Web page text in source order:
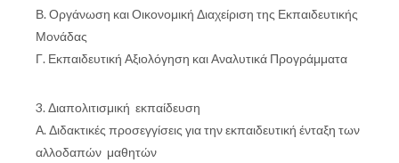
Β. Οργάνωση και Οικονομική Διαχείριση της Εκπαιδευτικής
Μονάδας
Γ. Εκπαιδευτική Αξιολόγηση και Αναλυτικά Προγράμματα
3. Διαπολιτισμική εκπαίδευση
Α. Διδακτικές προσεγγίσεις για την εκπαιδευτική ένταξη των
αλλοδαπών μαθητών